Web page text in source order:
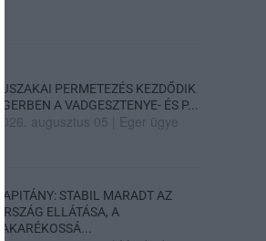
ÉJSZAKAI PERMETEZÉS KEZDŐDIK
EGERBEN A VADGESZTENYE- ÉS P...
2026. augusztus 05 Eger ügye
KAPITÁNY: STABIL MARADT AZ
ORSZÁG ELLÁTÁSA, A
TAKARÉKOSSÁ...